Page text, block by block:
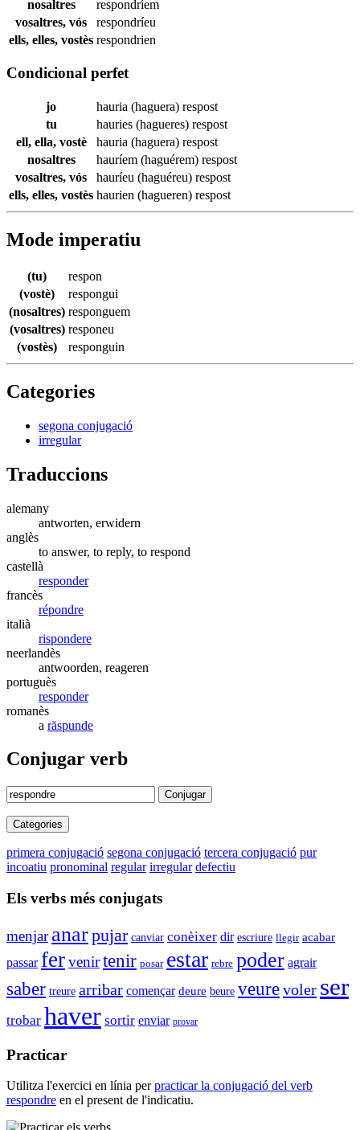
nosaltres
respondríem
vosaltres, vós
respondríeu
ells, elles, vostès respondrien
Condicional perfet
jo hauria (haguera) respost
tu
hauries (hagueres) respost
ell, ella, vostè
hauria (haguera) respost
nosaltres
hauríem (haguérem) respost
vosaltres, vós
hauríeu (haguéreu) respost
ells, elles, vostès haurien (hagueren) respost
Mode imperatiu
(tu)
respon
(vostè)
respongui
(nosaltres) responguem
(vosaltres) responeu
(vostès)
responguin
Categories
segona conjugació
irregular
Traduccions
alemany
antworten, erwidern
anglès
to answer, to reply, to respond
castellà
responder
francès
répondre
italià
rispondere
neerlandès
antwoorden, reageren
portuguès
responder
romanès
a răspunde
Conjugar verb
Conjugar
Categories
primera conjugació segona conjugació tercera conjugació pur
incoatiu pronominal regular irregular defectiu
Els verbs més conjugats
menjar anarpujar canviar conèixer dir escriure llegir acabar
passar fervenirtenir posar estar rebre poder agrair
saber treure arribar començar deure beure veurevoler ser
trobar haver sortir enviar provar
Practicar
Utilitza l'exercici en línia perpracticar la conjugació del verb
respondre en el present de l'indicatiu.